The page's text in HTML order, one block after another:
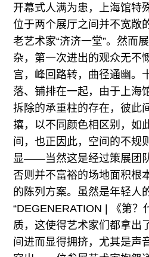
开幕式人满为患，上海馆特
位于两个展厅之间并不宽敞
老艺术家“济济一堂”。然而
杂，第一次进出的观众无不
宫，峰回路转，曲径通幽。
落、铺排在一起，由于上海
拆除的承重柱的存在，彼此
攘，以不同颜色相区别，如
间，也正因此，空间的不规
显——当然这是经过策展团
否则并不富裕的场地面积根
的陈列方案。虽然是年轻人
“DEGENERATION | 《第？
质，这使得艺术家们都拿出
间进而显得拥挤，尤其是声